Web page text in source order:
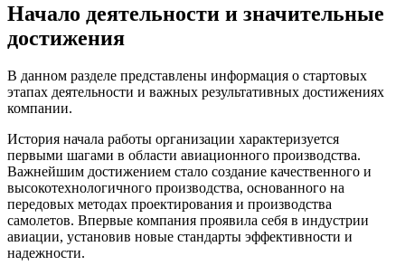
Начало деятельности и значительные
достижения
В данном разделе представлены информация о стартовых
этапах деятельности и важных результативных достижениях
компании.
История начала работы организации характеризуется
первыми шагами в области авиационного производства.
Важнейшим достижением стало создание качественного и
высокотехнологичного производства, основанного на
передовых методах проектирования и производства
самолетов. Впервые компания проявила себя в индустрии
авиации, установив новые стандарты эффективности и
надежности.